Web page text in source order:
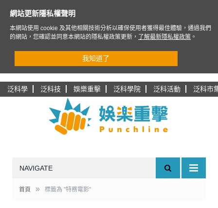
泛科學 泛科技 娛樂重擊 泛科學院 泛科活動 泛科市
NAVIGATE
首頁 » 標籤為 "特務電影"
網站更新隱私權聲明
本網站使用 cookie 及其他相關技術分析以確保使用者獲得最佳體驗，通過我們
的網站，您確認並同意本網站的隱私權政策更新，
了解最新隱私權政策 。
我知道了